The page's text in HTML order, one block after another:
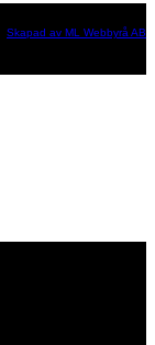
Skapad av ML Webbyrå AB